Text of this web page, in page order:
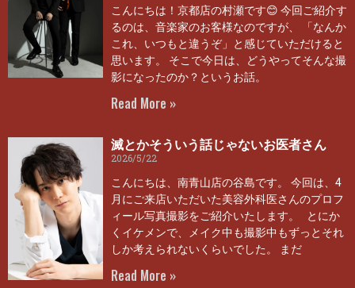
こんにちは！京都店の村瀬です😊 今回ご紹介す
るのは、音楽家のお客様なのですが、 「なんか
これ、いつもと違うぞ」と感じていただけると
思います。 そこで今日は、どうやってそんな撮
影になったのか？というお話。
Read More »
滅とかそういう話じゃないお医者さん
2026/5/22
こんにちは、南青山店の谷島です。 今回は、4
月にご来店いただいた美容外科医さんのプロフ
ィール写真撮影をご紹介いたします。 とにか
くイケメンで、メイク中も撮影中もずっとそれ
しか考えられないくらいでした。 まだ
Read More »